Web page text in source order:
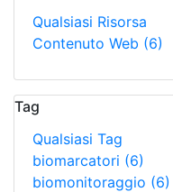
Qualsiasi Risorsa
Contenuto Web (6)
Tag
Qualsiasi Tag
biomarcatori (6)
biomonitoraggio (6)